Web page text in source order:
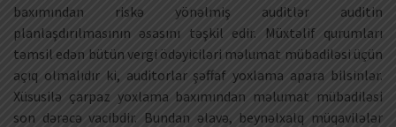
baxımından riskə yönəlmiş auditlər auditin
planlaşdırılmasının əsasını təşkil edir. Müxtəlif qurumları
təmsil edən bütün vergi ödəyiciləri məlumat mübadiləsi üçün
açıq olmalıdır ki, auditorlar şəffaf yoxlama apara bilsinlər.
Xüsusilə çarpaz yoxlama baxımından məlumat mübadiləsi
son dərəcə vacibdir. Bundan əlavə, beynəlxalq müqavilələr